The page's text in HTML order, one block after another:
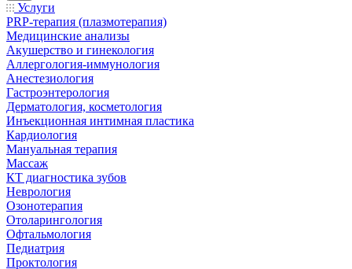
Услуги
PRP-терапия (плазмотерапия)
Медицинские анализы
Акушерство и гинекология
Аллергология-иммунология
Анестезиология
Гастроэнтерология
Дерматология, косметология
Инъекционная интимная пластика
Кардиология
Мануальная терапия
Массаж
КТ диагностика зубов
Неврология
Озонотерапия
Отоларингология
Офтальмология
Педиатрия
Проктология